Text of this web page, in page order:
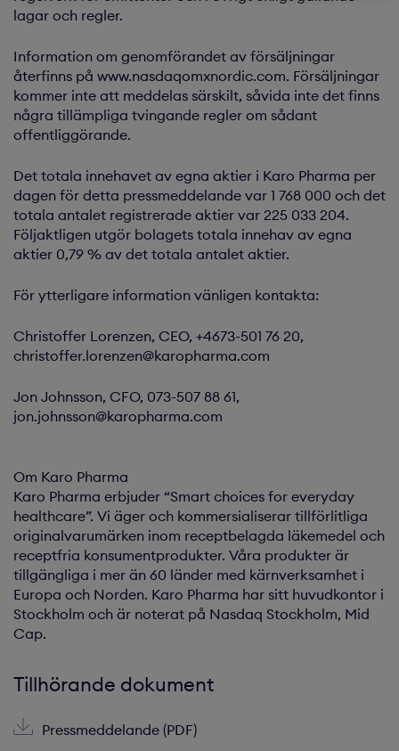
lagar och regler.
Information om genomförandet av försäljningar
återfinns på www.nasdaqomxnordic.com. Försäljningar
kommer inte att meddelas särskilt, såvida inte det finns
några tillämpliga tvingande regler om sådant
offentliggörande.
Det totala innehavet av egna aktier i Karo Pharma per
dagen för detta pressmeddelande var 1 768 000 och det
totala antalet registrerade aktier var 225 033 204.
Följaktligen utgör bolagets totala innehav av egna
aktier 0,79 % av det totala antalet aktier.
För ytterligare information vänligen kontakta:
Christoffer Lorenzen, CEO, +4673-501 76 20,
christoffer.lorenzen@karopharma.com
Jon Johnsson, CFO, 073-507 88 61,
jon.johnsson@karopharma.com
Om Karo Pharma
Karo Pharma erbjuder “Smart choices for everyday
healthcare”. Vi äger och kommersialiserar tillförlitliga
originalvarumärken inom receptbelagda läkemedel och
receptfria konsumentprodukter. Våra produkter är
tillgängliga i mer än 60 länder med kärnverksamhet i
Europa och Norden. Karo Pharma har sitt huvudkontor i
Stockholm och är noterat på Nasdaq Stockholm, Mid
Cap.
Tillhörande dokument
Pressmeddelande (PDF)